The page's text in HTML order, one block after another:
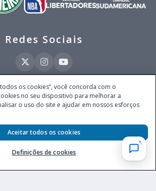
Redes Sociais
Brasil LTDA (CNPJ 52.868.380/0001-84), com
Faria Lima, nº 4.055, 3º andar, Itaim Bibi, no
Estado de São Paulo, CEP 04538-133, Brasil - empresa
Apostas do Ministério da Fazenda, conforme Portaria nº
publicada no DOU em 11.2.2025.
os cookies”, você concorda com o
no seu dispositivo para melhorar a
o uso do site e ajudar em nossos esforços
Definições de cookies
Aceitar todos os cookies